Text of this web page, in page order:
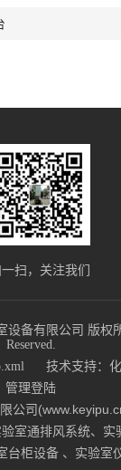
扫，关注我们
设备有限公司 版权
Reserved.
技术支持：
管理登陆
公司
室通排风系统、实
台柜设备 、实验室